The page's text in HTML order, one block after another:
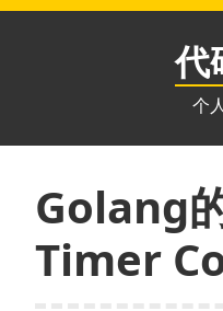
跳
代
个
Golang
Timer